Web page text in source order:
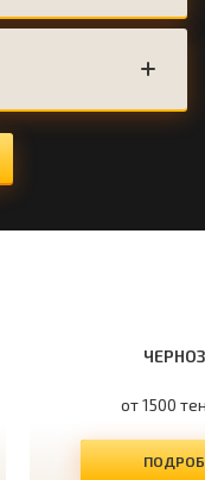
от 1500